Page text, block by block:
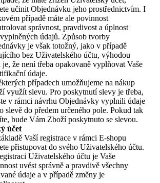
učinit Objednávku jeho prostřednictvím. I
případě máte ale povinnost
správnost, pravdivost a úplnost
údajů. Způsob tvorby
je však totožný, jako v případě
bez Uživatelského účtu, výhodou
je, že není třeba opakovaně vyplňovat Vaše
údaje.
případech umožňujeme na nákup
využít slevu. Pro poskytnutí slevy je třeba,
v rámci návrhu Objednávky vyplnili údaje
slevě do předem určeného pole. Pokud tak
bude Vám Zboží poskytnuto se slevou.
účet
Vaší registrace v rámci E-shopu
přistupovat do svého Uživatelského účtu.
Uživatelského účtu je Vaše
uvést správně a pravdivě všechny
údaje a v případě změny je